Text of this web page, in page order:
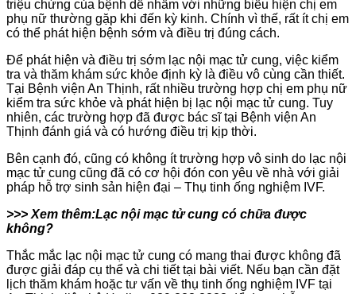
triệu chứng của bệnh dễ nhầm với những biểu hiện chị em
phụ nữ thường gặp khi đến kỳ kinh. Chính vì thế, rất ít chị em
có thể phát hiện bệnh sớm và điều trị đúng cách.
Để phát hiện và điều trị sớm lạc nội mạc tử cung, việc kiểm
tra và thăm khám sức khỏe định kỳ là điều vô cùng cần thiết.
Tại Bệnh viện An Thịnh, rất nhiều trường hợp chị em phụ nữ
kiểm tra sức khỏe và phát hiện bị lạc nội mạc tử cung. Tuy
nhiên, các trường hợp đã được bác sĩ tại Bệnh viện An
Thịnh đánh giá và có hướng điều trị kịp thời.
Bên cạnh đó, cũng có không ít trường hợp vô sinh do lạc nội
mạc tử cung cũng đã có cơ hội đón con yêu về nhà với giải
pháp hỗ trợ sinh sản hiện đại – Thụ tinh ống nghiệm IVF.
>>> Xem thêm:Lạc nội mạc tử cung có chữa được
không?
Thắc mắc lạc nội mạc tử cung có mang thai được không đã
được giải đáp cụ thể và chi tiết tại bài viết. Nếu bạn cần đặt
lịch thăm khám hoặc tư vấn về thụ tinh ống nghiệm IVF tại